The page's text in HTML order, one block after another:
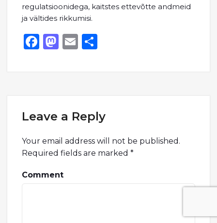
regulatsioonidega, kaitstes ettevõtte andmeid
ja vältides rikkumisi.
Facebook
Mastodon
Email
Leave a Reply
Your email address will not be published.
Required fields are marked *
Comment